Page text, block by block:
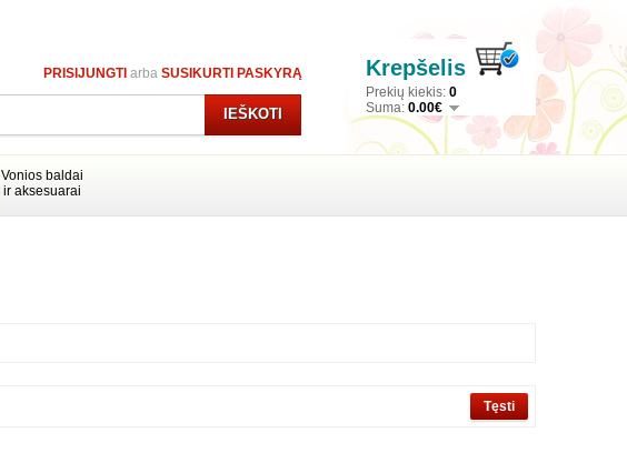
Krepšelis
Prekių kiekis: 0
Suma: 0.00€
IEŠKOTI
PRISIJUNGTI arba SUSIKURTI PASKYRĄ
Vonios baldai
ir aksesuarai
Tęsti